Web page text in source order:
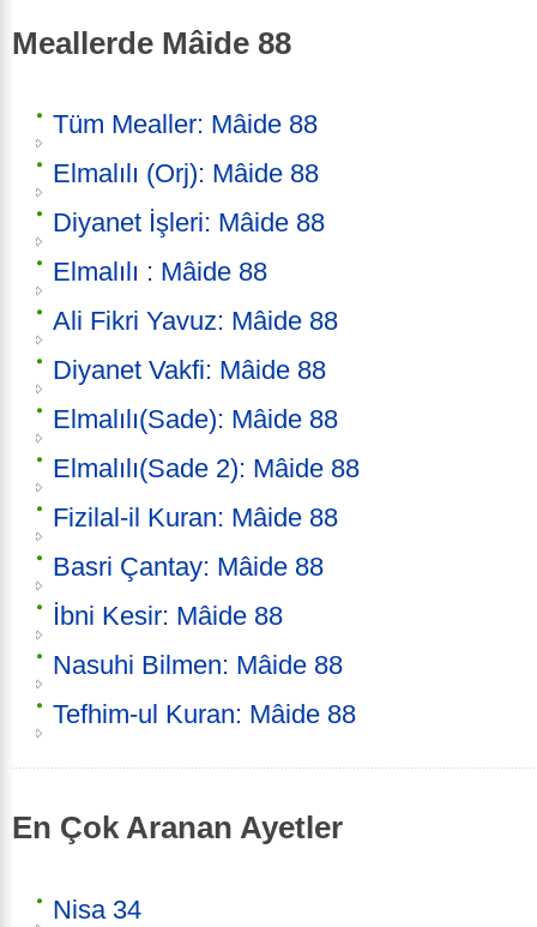
Meallerde Mâide 88
Tüm Mealler: Mâide 88
Elmalılı (Orj): Mâide 88
Diyanet İşleri: Mâide 88
Elmalılı : Mâide 88
Ali Fikri Yavuz: Mâide 88
Diyanet Vakfi: Mâide 88
Elmalılı(Sade): Mâide 88
Elmalılı(Sade 2): Mâide 88
Fizilal-il Kuran: Mâide 88
Basri Çantay: Mâide 88
İbni Kesir: Mâide 88
Nasuhi Bilmen: Mâide 88
Tefhim-ul Kuran: Mâide 88
En Çok Aranan Ayetler
Nisa 34